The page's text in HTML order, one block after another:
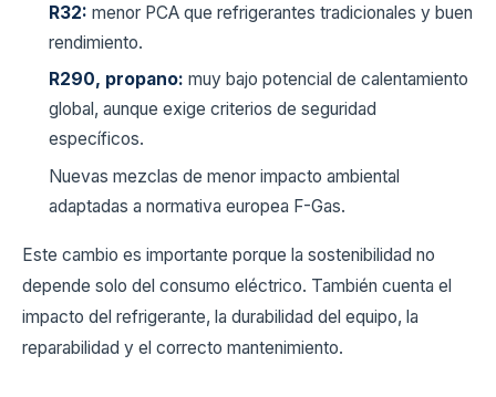
R32: menor PCA que refrigerantes tradicionales y buen
rendimiento.
R290, propano: muy bajo potencial de calentamiento
global, aunque exige criterios de seguridad
específicos.
Nuevas mezclas de menor impacto ambiental
adaptadas a normativa europea F-Gas.
Este cambio es importante porque la sostenibilidad no
depende solo del consumo eléctrico. También cuenta el
impacto del refrigerante, la durabilidad del equipo, la
reparabilidad y el correcto mantenimiento.